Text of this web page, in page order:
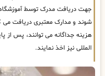
جهت دریافت مدرک توسط
شوند و مدارک معتبری دریافت می
هزینه جداگانه می توانند، پس
المللی نیز اخذ نمایند.